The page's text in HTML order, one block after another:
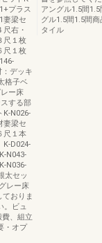
プラス
妻梁セ
右・
尺１枚
尺１枚
デッキ
格子ベ
ー床
する部
K-N026-
妻梁セ
尺１本
K-D024-
N043-
N036-
太セッ
レー床
おりま
。ビュ
、組立
・オプ
アングル1.5間
グル1.5間1.5間
タイル